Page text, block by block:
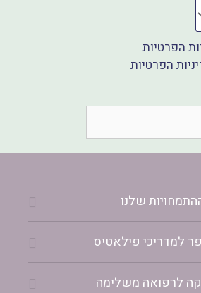
הפרטיות
הפרטיות
שלנו
למדריכי פילאטיס
לרפואה משלימה